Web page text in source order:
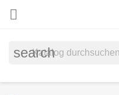

search